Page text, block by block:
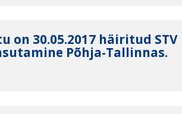
on 30.05.2017 häiritud STV
Põhja-Tallinnas.